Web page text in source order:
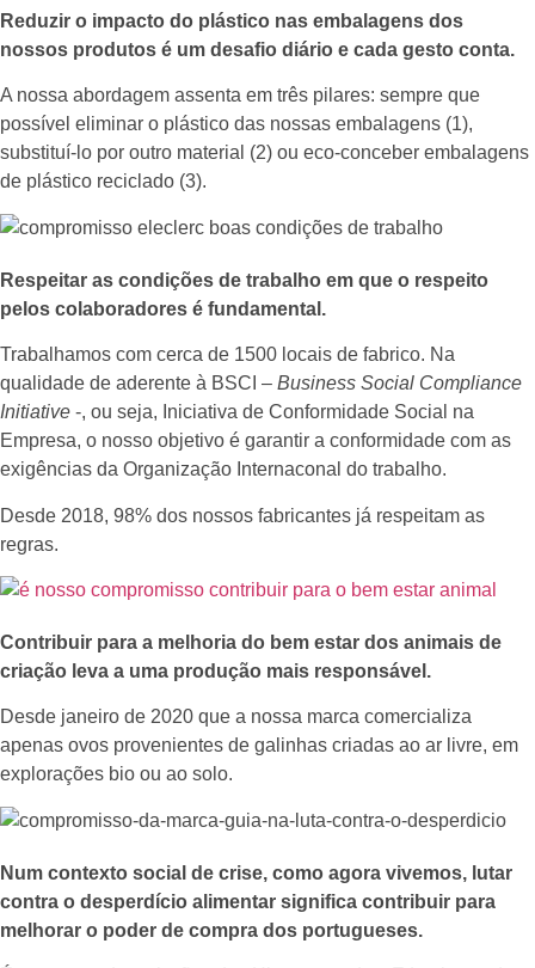
Reduzir o impacto do plástico nas embalagens dos
nossos produtos é um desafio diário e cada gesto conta.
A nossa abordagem assenta em três pilares: sempre que
possível eliminar o plástico das nossas embalagens (1),
substituí-lo por outro material (2) ou eco-conceber embalagens
de plástico reciclado (3).
Respeitar as condições de trabalho em que o respeito
pelos colaboradores é fundamental.
Trabalhamos com cerca de 1500 locais de fabrico. Na
qualidade de aderente à BSCI – Business Social Compliance
Initiative -, ou seja, Iniciativa de Conformidade Social na
Empresa, o nosso objetivo é garantir a conformidade com as
exigências da Organização Internaconal do trabalho.
Desde 2018, 98% dos nossos fabricantes já respeitam as
regras.
Contribuir para a melhoria do bem estar dos animais de
criação leva a uma produção mais responsável.
Desde janeiro de 2020 que a nossa marca comercializa
apenas ovos provenientes de galinhas criadas ao ar livre, em
explorações bio ou ao solo.
Num contexto social de crise, como agora vivemos, lutar
contra o desperdício alimentar significa contribuir para
melhorar o poder de compra dos portugueses.